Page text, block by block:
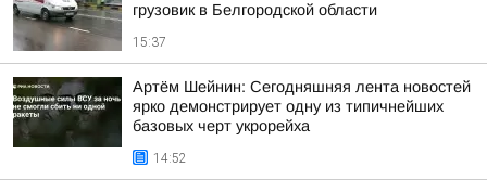
грузовик в Белгородской области
15:37
Артём Шейнин: Сегодняшняя лента новостей
ярко демонстрирует одну из типичнейших
базовых черт укрорейха
14:52